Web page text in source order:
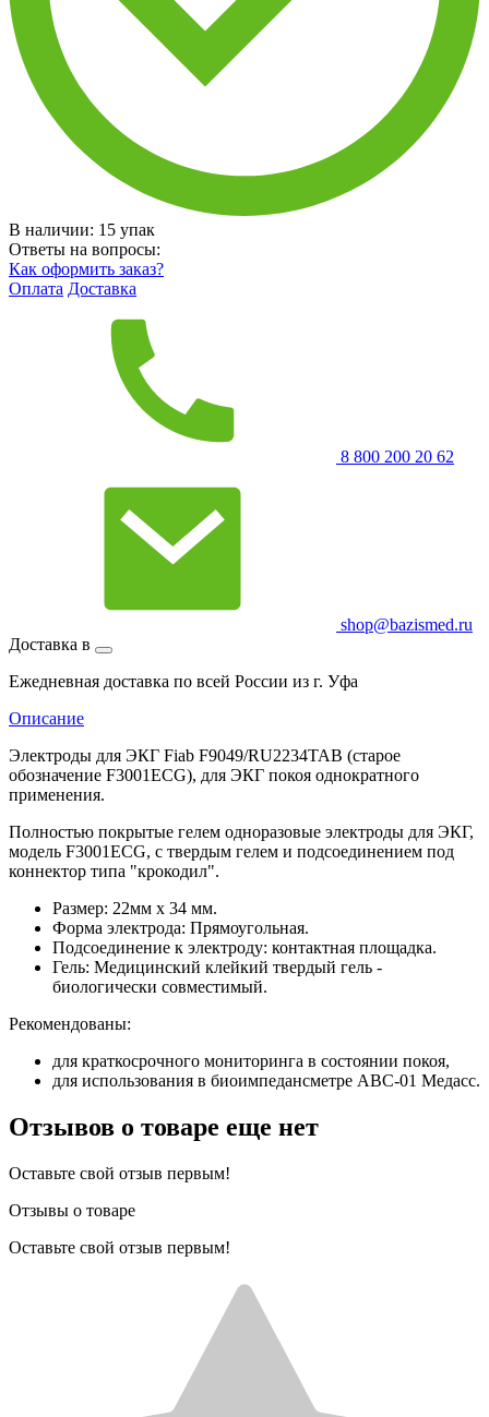
В наличии: 15 упак
Ответы на вопросы:
Как оформить заказ?
Оплата Доставка
8 800 200 20 62
shop@bazismed.ru
Доставка в
Ежедневная доставка по всей России из г. Уфа
Описание
Электроды для ЭКГ Fiab F9049/RU2234TAB (старое
обозначение F3001ECG), для ЭКГ покоя однократного
применения.
Полностью покрытые гелем одноразовые электроды для ЭКГ,
модель F3001ECG, с твердым гелем и подсоединением под
коннектор типа "крокодил".
Размер: 22мм х 34 мм.
Форма электрода: Прямоугольная.
Подсоединение к электроду: контактная площадка.
Гель: Медицинский клейкий твердый гель -
биологически совместимый.
Рекомендованы:
для краткосрочного мониторинга в состоянии покоя,
для использования в биоимпедансметре АВС-01 Медасс.
Отзывов о товаре еще нет
Оставьте свой отзыв первым!
Отзывы о товаре
Оставьте свой отзыв первым!